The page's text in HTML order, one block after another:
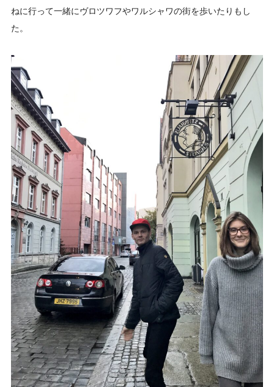
ねに行って一緒にヴロツワフやワルシャワの街を歩いたりもし
た。